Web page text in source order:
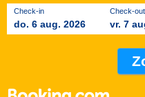
Check-in
do. 6 aug. 2026
Check-out
vr. 7